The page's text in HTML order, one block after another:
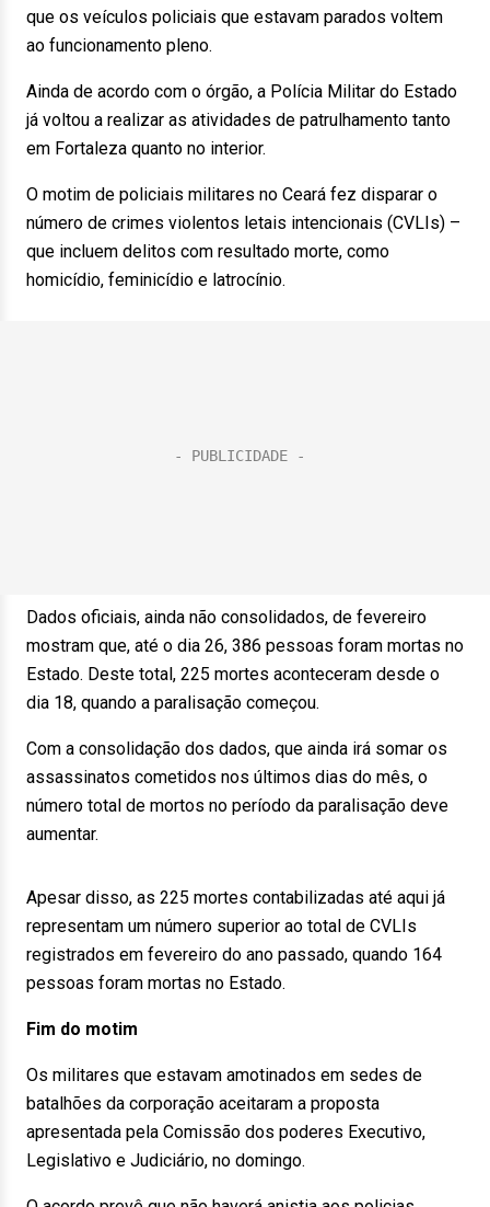
que os veículos policiais que estavam parados voltem
ao funcionamento pleno.
Ainda de acordo com o órgão, a Polícia Militar do Estado
já voltou a realizar as atividades de patrulhamento tanto
em Fortaleza quanto no interior.
O motim de policiais militares no Ceará fez disparar o
número de crimes violentos letais intencionais (CVLIs) –
que incluem delitos com resultado morte, como
homicídio, feminicídio e latrocínio.
Dados oficiais, ainda não consolidados, de fevereiro
mostram que, até o dia 26, 386 pessoas foram mortas no
Estado. Deste total, 225 mortes aconteceram desde o
dia 18, quando a paralisação começou.
Com a consolidação dos dados, que ainda irá somar os
assassinatos cometidos nos últimos dias do mês, o
número total de mortos no período da paralisação deve
aumentar.
Apesar disso, as 225 mortes contabilizadas até aqui já
representam um número superior ao total de CVLIs
registrados em fevereiro do ano passado, quando 164
pessoas foram mortas no Estado.
Fim do motim
Os militares que estavam amotinados em sedes de
batalhões da corporação aceitaram a proposta
apresentada pela Comissão dos poderes Executivo,
Legislativo e Judiciário, no domingo.